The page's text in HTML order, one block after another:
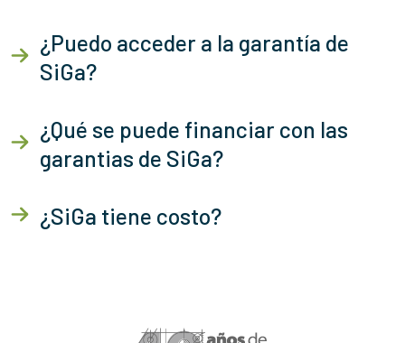
¿Puedo acceder a la garantía de
SiGa?
¿Qué se puede financiar con las
garantias de SiGa?
¿SiGa tiene costo?